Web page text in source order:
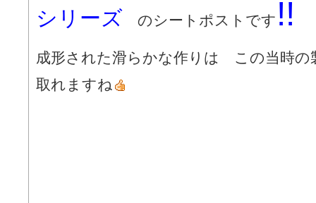
シリーズ のシートポストです
成形された滑らかな作りは この当時の
取れますね